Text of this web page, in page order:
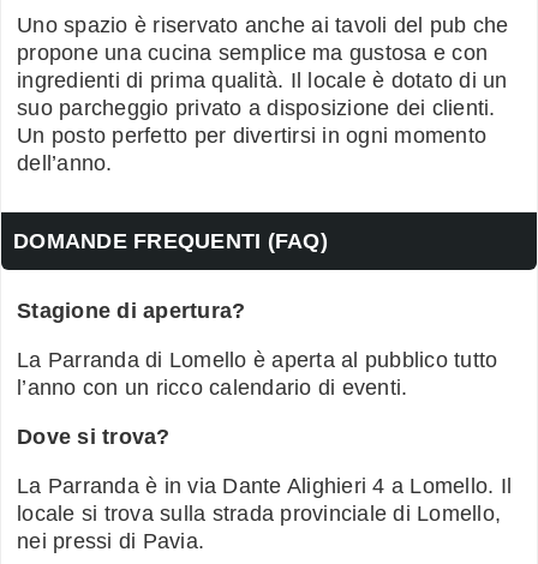
Uno spazio è riservato anche ai tavoli del pub che
propone una cucina semplice ma gustosa e con
ingredienti di prima qualità. Il locale è dotato di un
suo parcheggio privato a disposizione dei clienti.
Un posto perfetto per divertirsi in ogni momento
dell’anno.
DOMANDE FREQUENTI (FAQ)
Stagione di apertura?
La Parranda di Lomello è aperta al pubblico tutto
l’anno con un ricco calendario di eventi.
Dove si trova?
La Parranda è in via Dante Alighieri 4 a Lomello. Il
locale si trova sulla strada provinciale di Lomello,
nei pressi di Pavia.